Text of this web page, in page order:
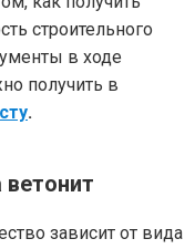
строительного
в ходе
получить в
.
зависит от вида